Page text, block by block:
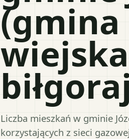
Liczba mieszkań w gminie
korzystających z sieci